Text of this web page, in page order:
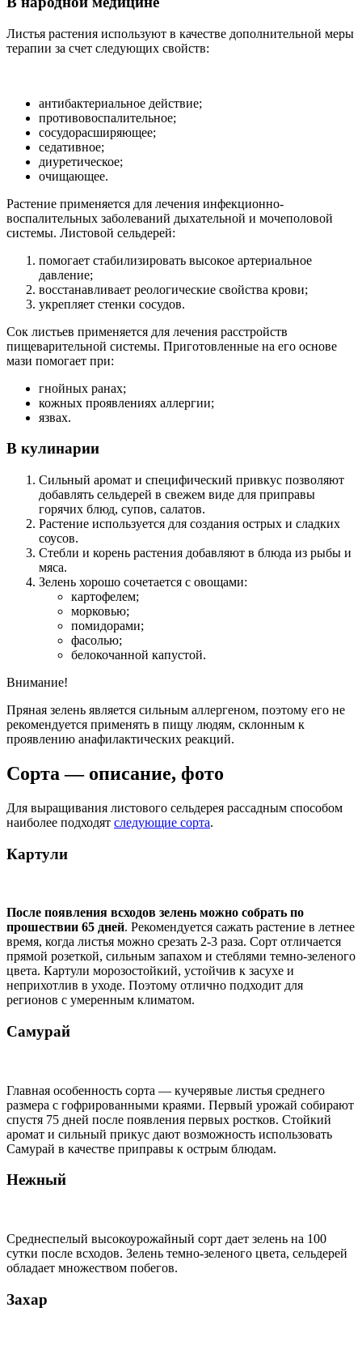
Листья растения используют в качестве дополнительной меры
терапии за счет следующих свойств:
антибактериальное действие;
противовоспалительное;
сосудорасширяющее;
седативное;
диуретическое;
очищающее.
Растение применяется для лечения инфекционно-
воспалительных заболеваний дыхательной и мочеполовой
системы. Листовой сельдерей:
помогает стабилизировать высокое артериальное
давление;
восстанавливает реологические свойства крови;
укрепляет стенки сосудов.
Сок листьев применяется для лечения расстройств
пищеварительной системы. Приготовленные на его основе
мази помогает при:
гнойных ранах;
кожных проявлениях аллергии;
язвах.
В кулинарии
Сильный аромат и специфический привкус позволяют
добавлять сельдерей в свежем виде для приправы
горячих блюд, супов, салатов.
Растение используется для создания острых и сладких
соусов.
Стебли и корень растения добавляют в блюда из рыбы и
мяса.
Зелень хорошо сочетается с овощами:
картофелем;
морковью;
помидорами;
фасолью;
белокочанной капустой.
Внимание!
Пряная зелень является сильным аллергеном, поэтому его не
рекомендуется применять в пищу людям, склонным к
проявлению анафилактических реакций.
Сорта — описание, фото
Для выращивания листового сельдерея рассадным способом
наиболее подходят следующие сорта.
Картули
После появления всходов зелень можно собрать по
прошествии 65 дней. Рекомендуется сажать растение в летнее
время, когда листья можно срезать 2-3 раза. Сорт отличается
прямой розеткой, сильным запахом и стеблями темно-зеленого
цвета. Картули морозостойкий, устойчив к засухе и
неприхотлив в уходе. Поэтому отлично подходит для
регионов с умеренным климатом.
Самурай
Главная особенность сорта — кучерявые листья среднего
размера с гофрированными краями. Первый урожай собирают
спустя 75 дней после появления первых ростков. Стойкий
аромат и сильный прикус дают возможность использовать
Самурай в качестве приправы к острым блюдам.
Нежный
Среднеспелый высокоурожайный сорт дает зелень на 100
сутки после всходов. Зелень темно-зеленого цвета, сельдерей
обладает множеством побегов.
Захар